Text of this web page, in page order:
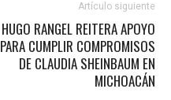
Artículo siguiente
HUGO RANGEL REITERA APOYO
PARA CUMPLIR COMPROMISOS
DE CLAUDIA SHEINBAUM EN
MICHOACÁN